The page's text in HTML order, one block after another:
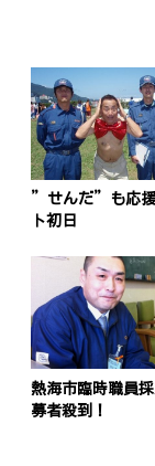
”せんだ”も応援
ト初日
熱海市臨時職員
募者殺到！